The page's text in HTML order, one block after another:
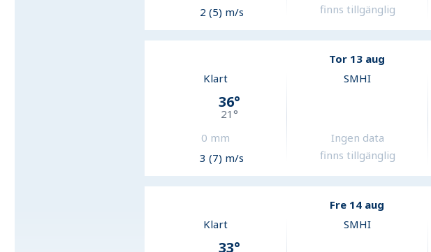
2 (5) m/s
finns tillgänglig
Tor 13 aug
Klart
36°
21 °
0 mm
3 (7) m/s
SMHI
Ingen data
finns tillgänglig
Fre 14 aug
Klart
33°
SMHI